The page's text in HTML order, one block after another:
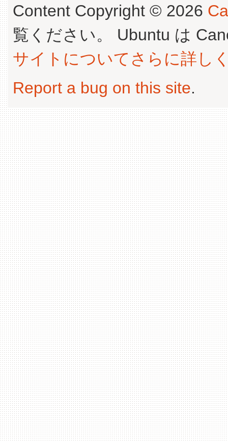
Content Copyright © 2026
覧ください。 Ubuntu は
サイトについてさらに詳し
Report a bug on this site.